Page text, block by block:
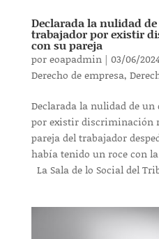
Declarada la nulidad
trabajador por existir
con su pareja
poreoapadmin| 03/06/
Derecho de empresa,
Declarada la nulidad de
por existir discriminación
pareja del trabajador
había tenido un roce con
La Sala de lo Social del